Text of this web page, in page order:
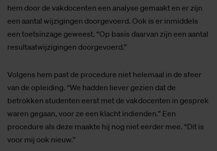
hem door de vakdocenten een analyse gemaakt en er zijn
een aantal wijzigingen doorgevoerd. Ook is er inmiddels
een toetsinzage geweest. “Op basis daarvan zijn een aantal
resultaatwijzigingen doorgevoerd.”
Volgens hem past de procedure niet helemaal in de sfeer
van de opleiding. “We hadden liever gezien dat de
betrokken studenten eerst met de vakdocenten in gesprek
waren gegaan, voor ze een klacht indienden.” Een
procedure als deze maakte hij nog niet eerder mee. “Dit is
voor mij ook nieuw.”